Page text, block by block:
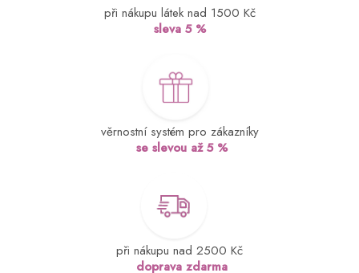
při nákupu látek nad 1500 Kč
sleva 5 %
věrnostní systém pro zákazníky
se slevou až 5 %
při nákupu nad 2500 Kč
doprava zdarma